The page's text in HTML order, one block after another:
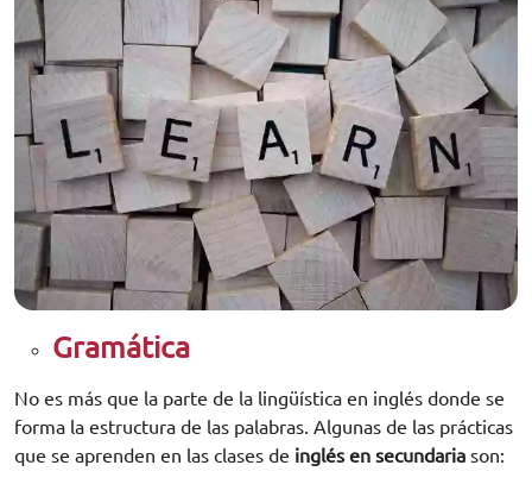
Gramática
No es más que la parte de la lingüística en inglés donde se
forma la estructura de las palabras. Algunas de las prácticas
que se aprenden en las clases de inglés en secundaria son: